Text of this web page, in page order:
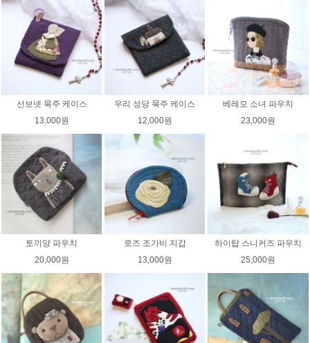
선보넷 묵주 케이스
13,000원
우리 성당 묵주 케이스
12,000원
베레모 소녀 파우치
23,000원
토끼양 파우치
20,000원
로즈 조가비 지갑
13,000원
하이탑 스니커즈 파우치
25,000원